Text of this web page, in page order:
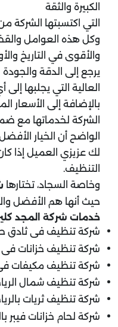
الكبيرة والثقة
التي اكتسبتها الشركة
وكل هذه العوامل
والأقوى في التاريخ
يرجع إلى الدقة والجودة
العالية التي يجلبها
بالإضافة إلى الأسعار
الشركة لخدماتها مع
الواضح أن الخيار
لك عزيزي العميل إذا
التنظيف.
وخاصة السجاد، تختارها
حيث أنها هم الأفضل
خدمات شركة المجد
شركة تنظيف فى ثادق
شركة تنظيف خزانات فى
شركة تنظيف مكيفات
شركة تنظيف شمال
شركة تنظيف ثريات
شركة لحام خزانات فيبر